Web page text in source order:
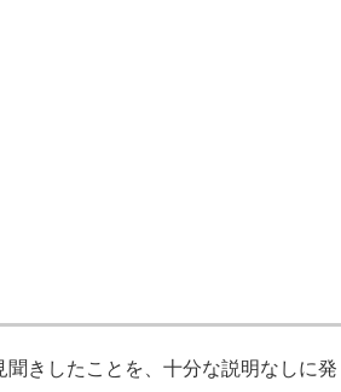
きしたことを、十分な説明なしに発